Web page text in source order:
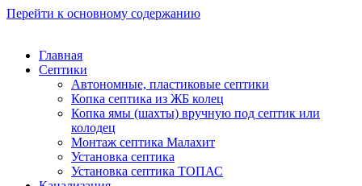
Перейти к основному содержанию
Главная
Септики
Автономные, пластиковые септики
Копка септика из ЖБ колец
Копка ямы (шахты) вручную под септик или
колодец
Монтаж септика Малахит
Установка септика
Установка септика ТОПАС